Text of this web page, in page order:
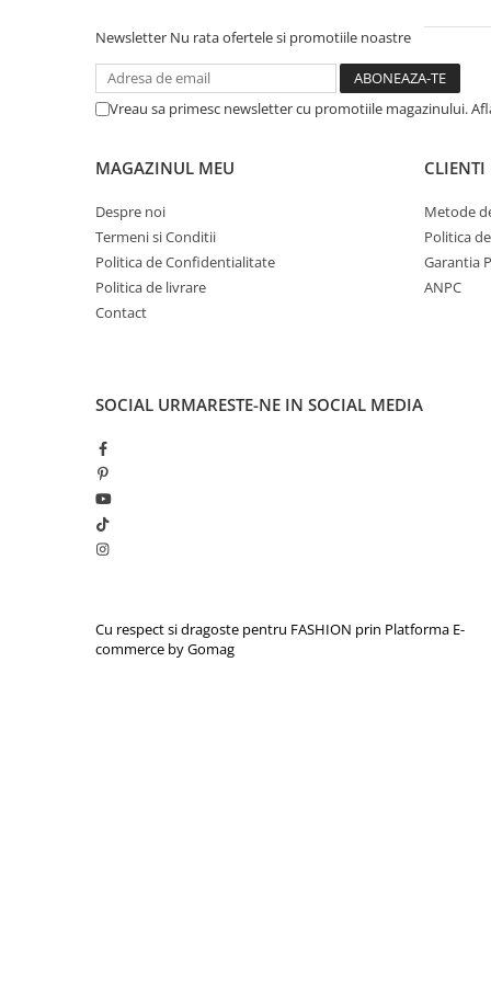
Newsletter Nu rata ofertele si promotiile noastre
Vreau sa primesc newsletter cu promotiile magazinului.
MAGAZINUL MEU
Despre noi
Termeni si Conditii
Politica de Confidentialitate
Politica de livrare
Contact
CLIENTI
Metode
Politica
Garantia
ANPC
SOCIAL URMARESTE-NE IN SOCIAL MEDIA
Cu respect si dragoste pentru FASHION prin Platforma E-
commerce by Gomag